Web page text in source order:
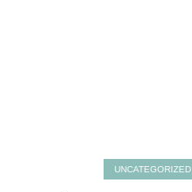
UNCATEGORIZED